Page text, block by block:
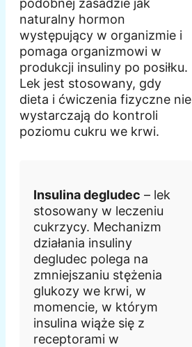
podobnej zasadzie jak
naturalny hormon
występujący w organizmie i
pomaga organizmowi w
produkcji insuliny po posiłku.
Lek jest stosowany, gdy
dieta i ćwiczenia fizyczne nie
wystarczają do kontroli
poziomu cukru we krwi.
Insulina degludec – lek
stosowany w leczeniu
cukrzycy. Mechanizm
działania insuliny
degludec polega na
zmniejszaniu stężenia
glukozy we krwi, w
momencie, w którym
insulina wiąże się z
receptorami w